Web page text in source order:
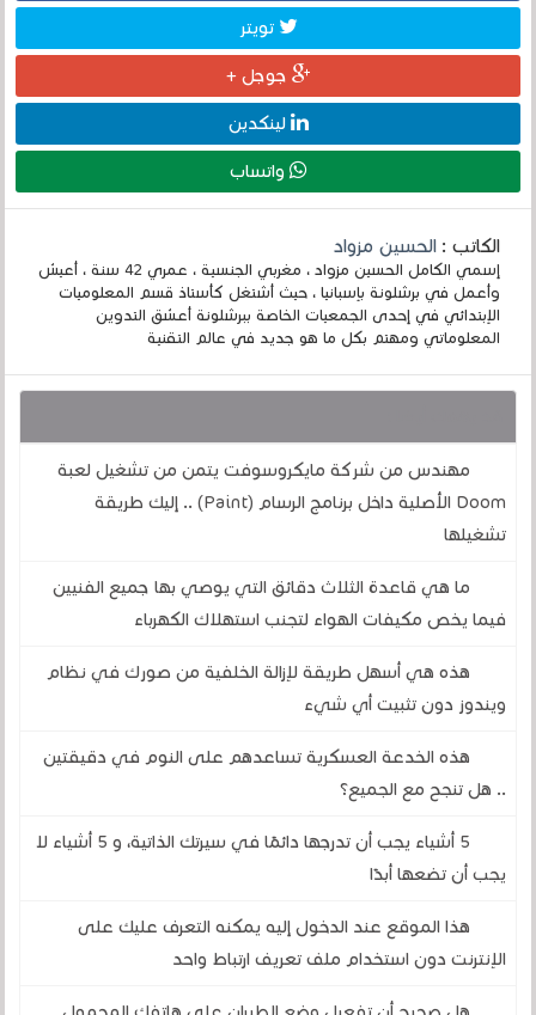
تويتر
جوجل +
لينكدين
واتساب
الكاتب :الحسين مزواد
إسمي الكامل الحسين مزواد ، مغربي الجنسية ، عمري 42 سنة ، أعيش
وأعمل في برشلونة بإسبانيا ، حيث أشتغل كأستاذ قسم المعلوميات
الإبتدائي في إحدى الجمعيات الخاصة ببرشلونة أعشق التدوين
المعلوماتي ومهتم بكل ما هو جديد في عالم التقنية
مهندس من شركة مايكروسوفت يتمن من تشغيل لعبة
Doom الأصلية داخل برنامج الرسام (Paint) .. إليك طريقة
تشغيلها
ما هي قاعدة الثلاث دقائق التي يوصي بها جميع الفنيين
فيما يخص مكيفات الهواء لتجنب استهلاك الكهرباء
هذه هي أسهل طريقة لإزالة الخلفية من صورك في نظام
ويندوز دون تثبيت أي شيء
هذه الخدعة العسكرية تساعدهم على النوم في دقيقتين
.. هل تنجح مع الجميع؟
5 أشياء يجب أن تدرجها دائمًا في سيرتك الذاتية، و 5 أشياء لا
يجب أن تضعها أبدًا
هذا الموقع عند الدخول إليه يمكنه التعرف عليك على
الإنترنت دون استخدام ملف تعريف ارتباط واحد